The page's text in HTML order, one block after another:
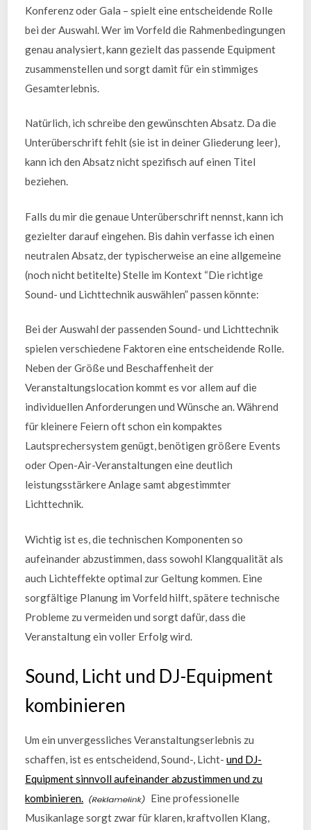
Konferenz oder Gala – spielt eine entscheidende Rolle
bei der Auswahl. Wer im Vorfeld die Rahmenbedingungen
genau analysiert, kann gezielt das passende Equipment
zusammenstellen und sorgt damit für ein stimmiges
Gesamterlebnis.
Natürlich, ich schreibe den gewünschten Absatz. Da die
Unterüberschrift fehlt (sie ist in deiner Gliederung leer),
kann ich den Absatz nicht spezifisch auf einen Titel
beziehen.
Falls du mir die genaue Unterüberschrift nennst, kann ich
gezielter darauf eingehen. Bis dahin verfasse ich einen
neutralen Absatz, der typischerweise an eine allgemeine
(noch nicht betitelte) Stelle im Kontext “Die richtige
Sound- und Lichttechnik auswählen” passen könnte:
Bei der Auswahl der passenden Sound- und Lichttechnik
spielen verschiedene Faktoren eine entscheidende Rolle.
Neben der Größe und Beschaffenheit der
Veranstaltungslocation kommt es vor allem auf die
individuellen Anforderungen und Wünsche an. Während
für kleinere Feiern oft schon ein kompaktes
Lautsprechersystem genügt, benötigen größere Events
oder Open-Air-Veranstaltungen eine deutlich
leistungsstärkere Anlage samt abgestimmter
Lichttechnik.
Wichtig ist es, die technischen Komponenten so
aufeinander abzustimmen, dass sowohl Klangqualität als
auch Lichteffekte optimal zur Geltung kommen. Eine
sorgfältige Planung im Vorfeld hilft, spätere technische
Probleme zu vermeiden und sorgt dafür, dass die
Veranstaltung ein voller Erfolg wird.
Sound, Licht und DJ-Equipment
kombinieren
Um ein unvergessliches Veranstaltungserlebnis zu
schaffen, ist es entscheidend, Sound-, Licht-und DJ-
Equipment sinnvoll aufeinander abzustimmen und zu
kombinieren.
Eine professionelle
Musikanlage sorgt zwar für klaren, kraftvollen Klang,